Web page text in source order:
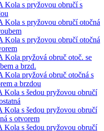
Kola s pryžovou obručí s
Kola s pryžovou obručí otočná
Kola s pryžovou obručí otočná
Kola pryžová obruč otoč. se
a brzd.
Kola pryžová obruč otočná s
a brzdou
Kola s šedou pryžovou obručí
Kola s šedou pryžovou obručí
s otvorem
Kola s šedou pryžovou obručí